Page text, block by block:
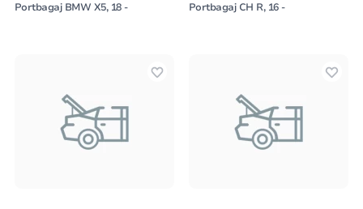
Portbagaj BMW X5, 18 - Portbagaj CH R, 16 -